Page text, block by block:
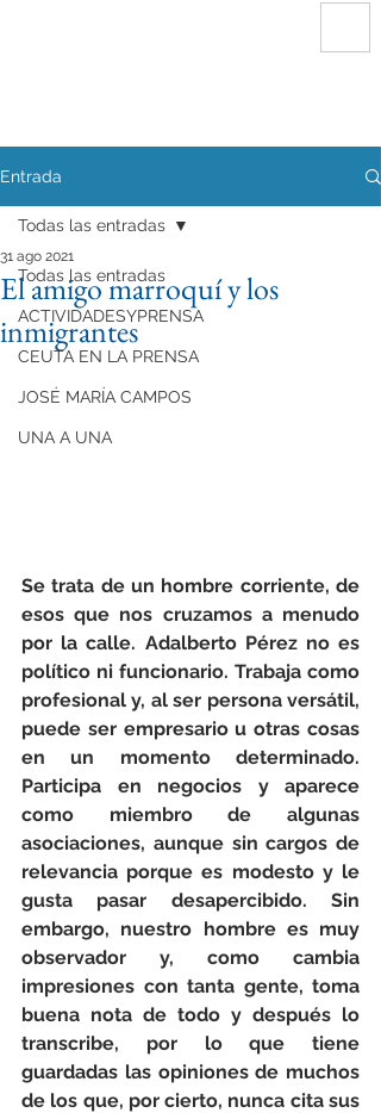
Entrada
Todas las entradas
ACTIVIDADESYPRENSA
CEUTA EN LA PRENSA
JOSÉ MARÍA CAMPOS
UNA A UNA
Todas las entradas
El amigo marroquí y los
inmigrantes
31 ago 2021
Se trata de un hombre corriente, de
esos que nos cruzamos a menudo
por la calle. Adalberto Pérez no es
político ni funcionario. Trabaja como
profesional y, al ser persona versátil,
puede ser empresario u otras cosas
en un momento determinado.
Participa en negocios y aparece
como miembro de algunas
asociaciones, aunque sin cargos de
relevancia porque es modesto y le
gusta pasar desapercibido. Sin
embargo, nuestro hombre es muy
observador y, como cambia
impresiones con tanta gente, toma
buena nota de todo y después lo
transcribe, por lo que tiene
guardadas las opiniones de muchos
de los que, por cierto, nunca cita sus